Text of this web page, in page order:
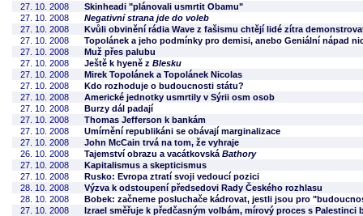
27. 10. 2008
Skinheadi "plánovali usmrtit Obamu"
27. 10. 2008
Negativní strana jde do voleb
27. 10. 2008
Kvůli obvinění rádia Wave z fašismu chtějí lidé zítra
27. 10. 2008
Topolánek a jeho podmínky pro demisi, anebo Geniální nápad
27. 10. 2008
Muž přes palubu
27. 10. 2008
Ještě k hyeně z Blesku
27. 10. 2008
Mirek Topolánek a Topolánek Nicolas
27. 10. 2008
Kdo rozhoduje o budoucnosti státu?
27. 10. 2008
Americké jednotky usmrtily v Sýrii osm osob
27. 10. 2008
Burzy dál padají
27. 10. 2008
Thomas Jefferson k bankám
27. 10. 2008
Umírnění republikáni se obávají marginalizace
27. 10. 2008
John McCain trvá na tom, že vyhraje
26. 10. 2008
Tajemství obrazu a vacátkovská Bathory
27. 10. 2008
Kapitalismus a skepticismus
27. 10. 2008
Rusko: Evropa ztratí svoji vedoucí pozici
28. 10. 2008
Výzva k odstoupení předsedovi Rady Českého rozhlasu
28. 10. 2008
Bobek: začneme posluchače kádrovat, jestli jsou pro
27. 10. 2008
Izrael směřuje k předčasným volbám, mírový proces s Palestinci